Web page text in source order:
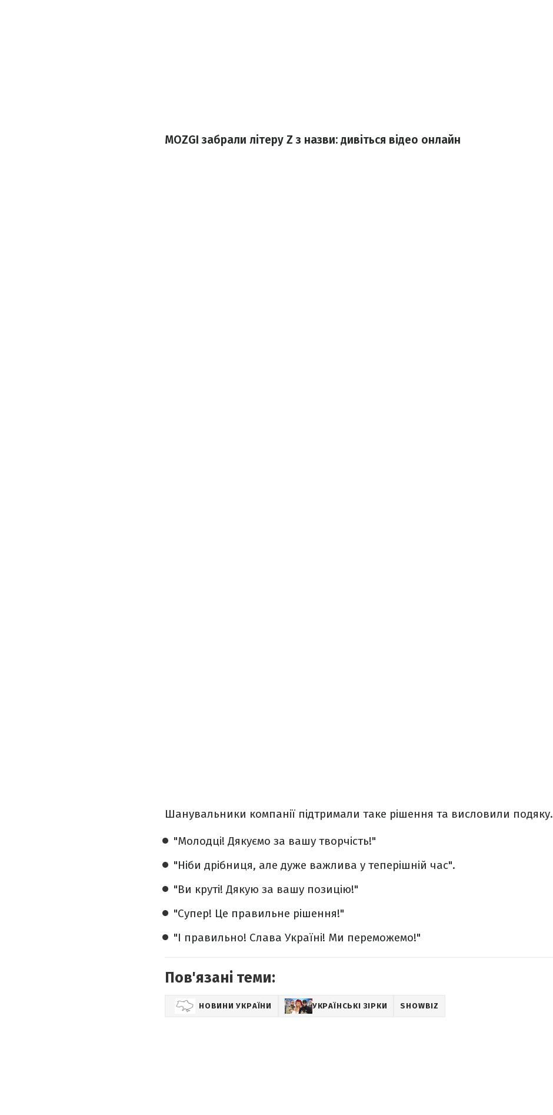
MOZGI забрали літеру Z з назви: дивіться відео онлайн
Шанувальники компанії підтримали таке рішення та висловили подяку.
"Молодці! Дякуємо за вашу творчість!"
"Ніби дрібниця, але дуже важлива у теперішній час".
"Ви круті! Дякую за вашу позицію!"
"Супер! Це правильне рішення!"
"І правильно! Слава Україні! Ми переможемо!"
Пов'язані теми:
НОВИНИ УКРАЇНИ УКРАЇНСЬКІ ЗІРКИ SHOWBIZ